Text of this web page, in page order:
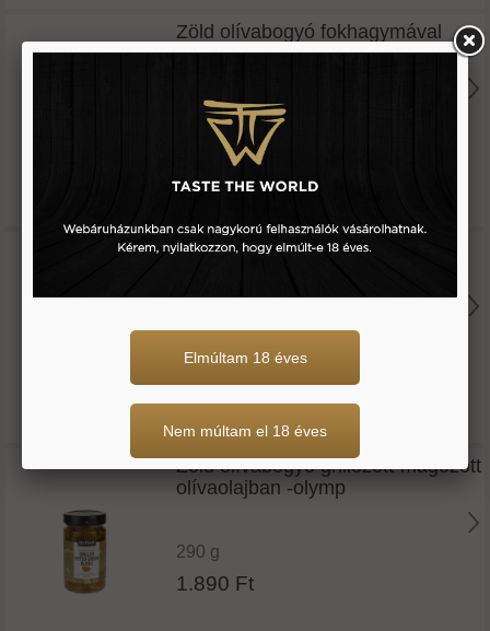
Zöld olívabogyó fokhagymával
töltve -bretas
300 g
1.760 Ft
Zöld olívabogyó fűszeres-chilis
70 g
695 Ft
Zöld olívabogyó grillezett-magozott
olívaolajban -olymp
290 g
1.890 Ft
Elmúltam 18 éves
Nem múltam el 18 éves